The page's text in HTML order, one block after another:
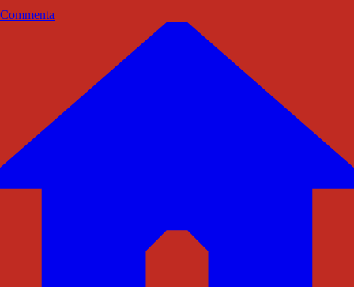
Commenta